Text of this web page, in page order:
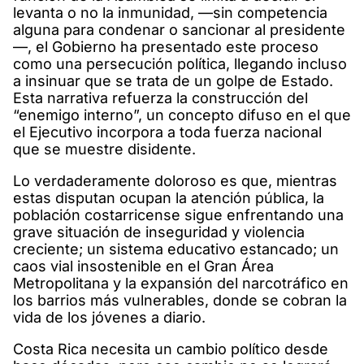
levanta o no la inmunidad, —sin competencia
alguna para condenar o sancionar al presidente
—, el Gobierno ha presentado este proceso
como una persecución política, llegando incluso
a insinuar que se trata de un golpe de Estado.
Esta narrativa refuerza la construcción del
“enemigo interno”, un concepto difuso en el que
el Ejecutivo incorpora a toda fuerza nacional
que se muestre disidente.
Lo verdaderamente doloroso es que, mientras
estas disputan ocupan la atención pública, la
población costarricense sigue enfrentando una
grave situación de inseguridad y violencia
creciente; un sistema educativo estancado; un
caos vial insostenible en el Gran Área
Metropolitana y la expansión del narcotráfico en
los barrios más vulnerables, donde se cobran la
vida de los jóvenes a diario.
Costa Rica necesita un cambio político desde